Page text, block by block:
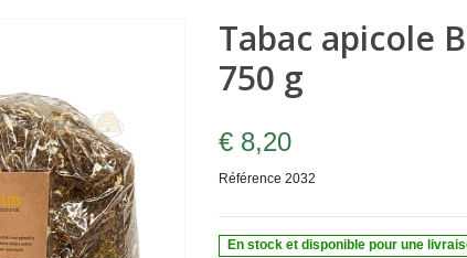
Tabac apicole
750 g
€ 8,20
Référence 2032
En stock et disponible pour une